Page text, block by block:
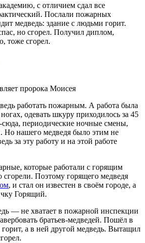
с отличием сдал все
Послали пожарных
медведь: здание с людьми горит.
но сгорел. Получил диплом,
тоже сгорел.
пророка Моисея
работать пожарным. А работа была
одевать шкуру приходилось за 45
сюда, периодические ночные смены,
Но нашего медведя было этим не
за эту работу и на этой работе
которые работали с горящим
сгорели. Поэтому горящего медведя
, и стал он известен в своём городе, а
Горящий.
— не хватает в пожарной инспекции
братьев-медведей. Пошёл в
а в ней другой медведь. Вытащил